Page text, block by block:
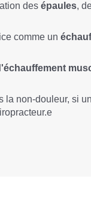
des épaules,
comme un
la non-douleur, si